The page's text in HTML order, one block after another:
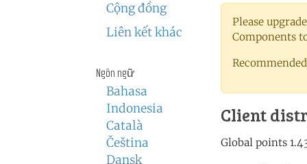
Cộng đồng
Liên kết khác
Ngôn ngữ
Bahasa
Indonesia
Català
Čeština
Dansk
Please
Components
Client